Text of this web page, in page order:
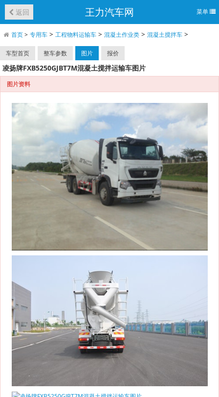
返回 王力汽车网 菜单
首页> 专用车> 工程物料运输车> 混凝土作业类> 混凝土搅拌车>
车型首页 整车参数 图片 报价
凌扬牌FXB5250GJBT7M混凝土搅拌运输车图片
图片资料